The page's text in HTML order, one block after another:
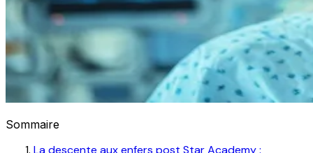
Sommaire
La descente aux enfers post Star Academy :